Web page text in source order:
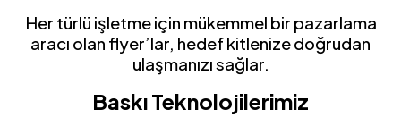
Her türlü işletme için mükemmel bir pazarlama
aracı olan flyer’lar, hedef kitlenize doğrudan
ulaşmanızı sağlar.
Baskı Teknolojilerimiz